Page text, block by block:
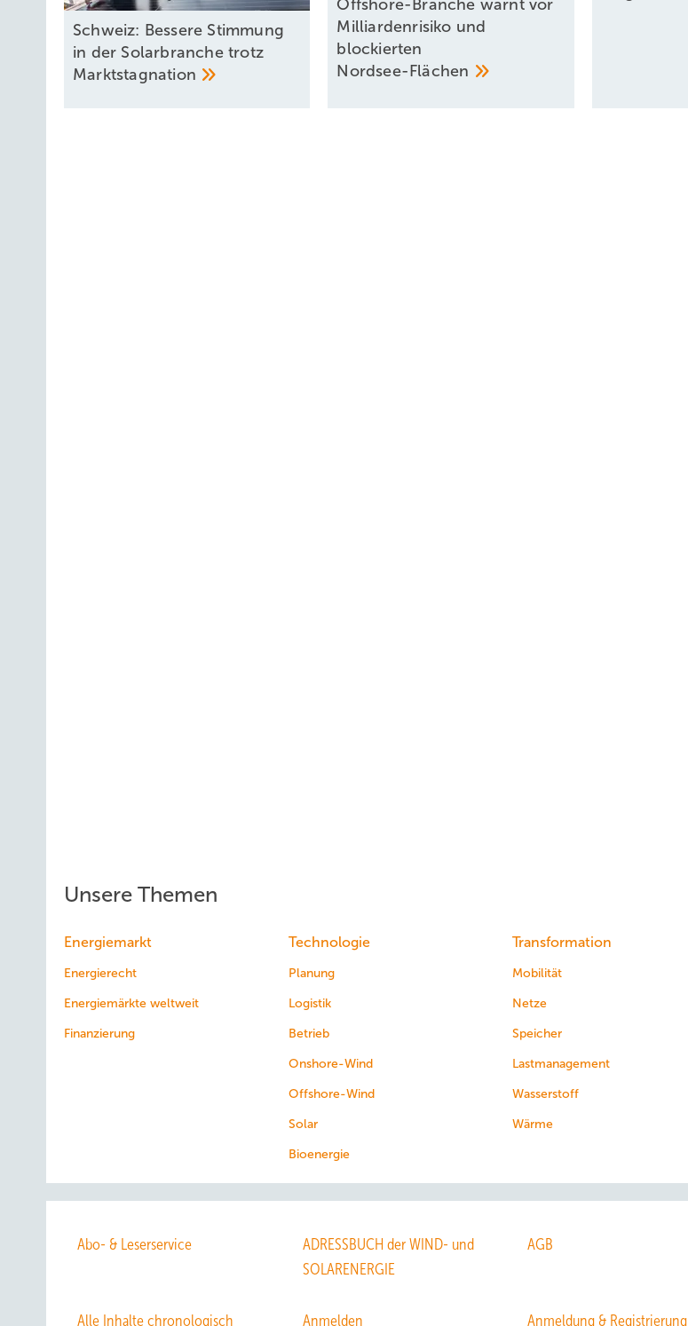
Schweiz: Bessere Stimmung
in der Solarbranche trotz
Marktstagnation
Offshore-Branche warnt vor
Milliardenrisiko und
blockierten
Nordsee-Flächen
Unsere Themen
Energiemarkt
Energierecht
Energiemärkte weltweit
Finanzierung
Technologie
Planung
Logistik
Betrieb
Onshore-Wind
Offshore-Wind
Solar
Bioenergie
Transformation
Mobilität
Netze
Speicher
Lastmanagement
Wasserstoff
Wärme
Abo- & Leserservice
ADRESSBUCH der WIND- und
SOLARENERGIE
AGB
Alle Inhalte chronologisch Anmelden Anmeldung & Registrierung